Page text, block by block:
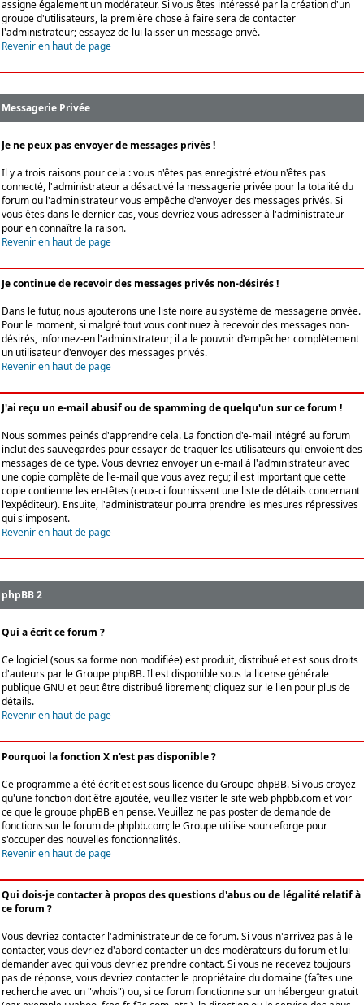
assigne également un modérateur. Si vous êtes intéressé par la création d'un
groupe d'utilisateurs, la première chose à faire sera de contacter
l'administrateur; essayez de lui laisser un message privé.
Revenir en haut de page
Messagerie Privée
Je ne peux pas envoyer de messages privés !
Il y a trois raisons pour cela : vous n'êtes pas enregistré et/ou n'êtes pas
connecté, l'administrateur a désactivé la messagerie privée pour la totalité du
forum ou l'administrateur vous empêche d'envoyer des messages privés. Si
vous êtes dans le dernier cas, vous devriez vous adresser à l'administrateur
pour en connaître la raison.
Revenir en haut de page
Je continue de recevoir des messages privés non-désirés !
Dans le futur, nous ajouterons une liste noire au système de messagerie privée.
Pour le moment, si malgré tout vous continuez à recevoir des messages non-
désirés, informez-en l'administrateur; il a le pouvoir d'empêcher complètement
un utilisateur d'envoyer des messages privés.
Revenir en haut de page
J'ai reçu un e-mail abusif ou de spamming de quelqu'un sur ce forum !
Nous sommes peinés d'apprendre cela. La fonction d'e-mail intégré au forum
inclut des sauvegardes pour essayer de traquer les utilisateurs qui envoient des
messages de ce type. Vous devriez envoyer un e-mail à l'administrateur avec
une copie complète de l'e-mail que vous avez reçu; il est important que cette
copie contienne les en-têtes (ceux-ci fournissent une liste de détails concernant
l'expéditeur). Ensuite, l'administrateur pourra prendre les mesures répressives
qui s'imposent.
Revenir en haut de page
phpBB 2
Qui a écrit ce forum ?
Ce logiciel (sous sa forme non modifiée) est produit, distribué et est sous droits
d'auteurs par leGroupe phpBB. Il est disponible sous la license générale
publique GNU et peut être distribué librement; cliquez sur le lien pour plus de
détails.
Revenir en haut de page
Pourquoi la fonction X n'est pas disponible ?
Ce programme a été écrit et est sous licence du Groupe phpBB. Si vous croyez
qu'une fonction doit être ajoutée, veuillez visiter le site web phpbb.com et voir
ce que le groupe phpBB en pense. Veuillez ne pas poster de demande de
fonctions sur le forum de phpbb.com; le Groupe utilise sourceforge pour
s'occuper des nouvelles fonctionnalités.
Revenir en haut de page
Qui dois-je contacter à propos des questions d'abus ou de légalité relatif à
ce forum ?
Vous devriez contacter l'administrateur de ce forum. Si vous n'arrivez pas à le
contacter, vous devriez d'abord contacter un des modérateurs du forum et lui
demander avec qui vous devriez prendre contact. Si vous ne recevez toujours
pas de réponse, vous devriez contacter le propriétaire du domaine (faîtes une
recherche avec un "whois") ou, si ce forum fonctionne sur un hébergeur gratuit